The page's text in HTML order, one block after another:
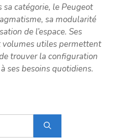
catégorie, le Peugeot
sa modularité
de l’espace. Ses
utiles permettent
trouver la configuration
ses besoins quotidiens.